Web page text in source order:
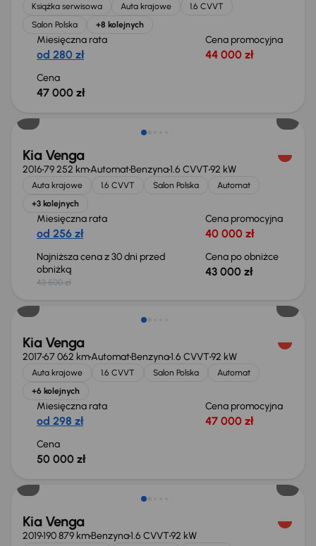
Książka serwisowa Auta krajowe
1.6 CVVT
Salon Polska
+8 kolejnych
Miesięczna rata
od 280 zł
Cena promocyjna
44 000 zł
Cena
47 000 zł
Kia Venga
201679 252 kmAutomatBenzyna1.6 CVVT92 kW
Auta krajowe 1.6 CVVT Salon Polska
Automat
+3 kolejnych
Miesięczna rata
od 256 zł
Cena promocyjna
40 000 zł
Najniższa cena z 30 dni przed
obniżką
43 500 zł
Cena po obniżce
43 000 zł
Kia Venga
201767 062 kmAutomatBenzyna1.6 CVVT92 kW
Auta krajowe 1.6 CVVT Salon Polska
Automat
+6 kolejnych
Miesięczna rata
od 298 zł
Cena promocyjna
47 000 zł
Cena
50 000 zł
Możliwość odliczenia VAT
Kia Venga
2019190 879 kmBenzyna1.6 CVVT92 kW